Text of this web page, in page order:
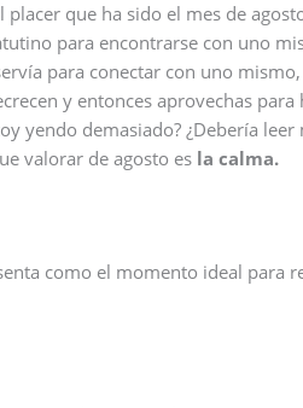
que ha sido el mes de
para encontrarse con uno
para conectar con uno
y entonces aprovechas
yendo demasiado? ¿Debería leer
valorar de agosto es la calma.
como el momento ideal para